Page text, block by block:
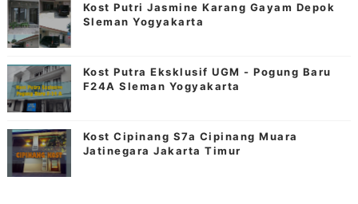
Kost Putri Jasmine Karang Gayam Depok
Sleman Yogyakarta
Kost Putra Eksklusif UGM - Pogung Baru
F24A Sleman Yogyakarta
Kost Cipinang S7a Cipinang Muara
Jatinegara Jakarta Timur